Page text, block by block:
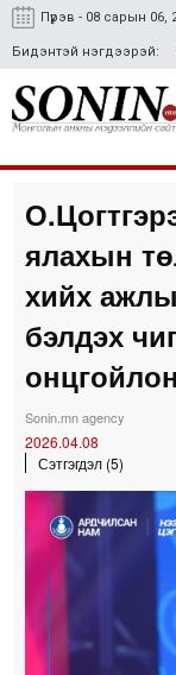
Пүрэв - 08 сарын 06,
Бидэнтэй нэгдээрэй:
ялахын
хийх
бэлдэх
Sonin.mn agency
2026.04.08
Сэтгэгдэл (5)